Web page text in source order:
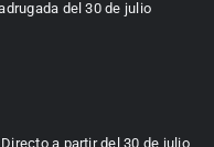
del 30 de julio
a partir del 30 de julio